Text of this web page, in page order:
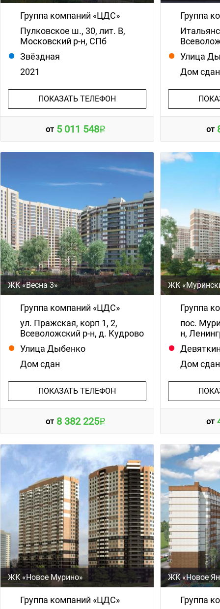
Группа компаний «ЦДС»
Пулковское ш., 30, лит. В,
Московский р-н, СПб
Звёздная
2021
ПОКАЗАТЬ ТЕЛЕФОН
от 5 011 548
Группа
Улица
Дом сдан
от
ЖК «Весна 3»
Группа компаний «ЦДС»
ул. Пражская, корп 1, 2,
Всеволожский р-н, д. Кудрово
Улица Дыбенко
Дом сдан
ПОКАЗАТЬ ТЕЛЕФОН
от 8 382 225
ЖК
Группа
пос.
н,
Дом сдан
от
ЖК «Новое Мурино»
Группа компаний «ЦДС»
ЖК «Новое
Группа